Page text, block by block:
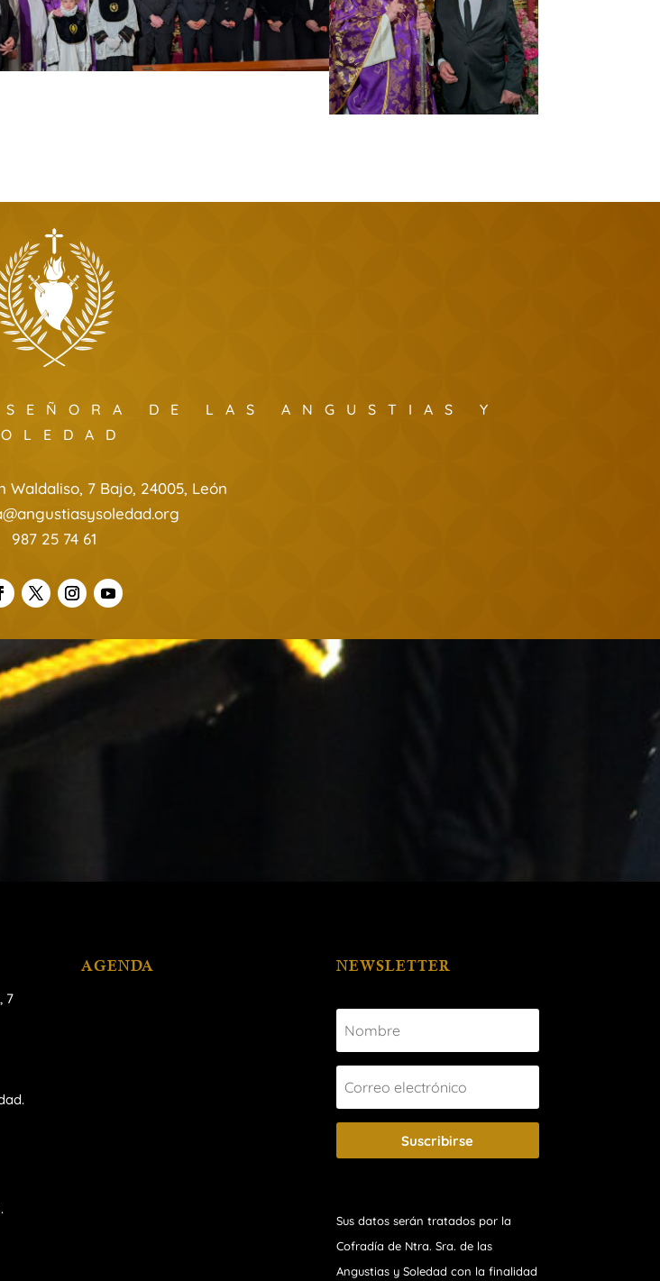
DE LAS ANGUSTIAS Y
Waldaliso, 7 Bajo, 24005, León
987 25 74 61
7
AGENDA NEWSLETTER
Suscribirse
Sus datos serán tratados por la
Cofradía de Ntra. Sra. de las
Angustias y Soledad con la finalidad